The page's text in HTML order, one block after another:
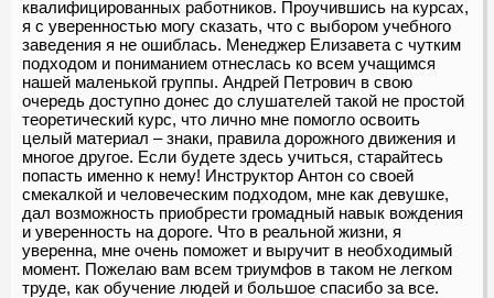
квалифицированных работников. Проучившись на курсах,
я с уверенностью могу сказать, что с выбором учебного
заведения я не ошиблась. Менеджер Елизавета с чутким
подходом и пониманием отнеслась ко всем учащимся
нашей маленькой группы. Андрей Петрович в свою
очередь доступно донес до слушателей такой не простой
теоретический курс, что лично мне помогло освоить
целый материал – знаки, правила дорожного движения и
многое другое. Если будете здесь учиться, старайтесь
попасть именно к нему! Инструктор Антон со своей
смекалкой и человеческим подходом, мне как девушке,
дал возможность приобрести громадный навык вождения
и уверенность на дороге. Что в реальной жизни, я
уверенна, мне очень поможет и выручит в необходимый
момент. Пожелаю вам всем триумфов в таком не легком
труде, как обучение людей и большое спасибо за все.